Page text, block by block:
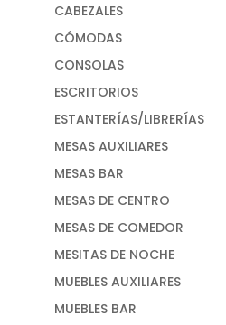
CABEZALES
CÓMODAS
CONSOLAS
ESCRITORIOS
ESTANTERÍAS/LIBRERÍAS
MESAS AUXILIARES
MESAS BAR
MESAS DE CENTRO
MESAS DE COMEDOR
MESITAS DE NOCHE
MUEBLES AUXILIARES
MUEBLES BAR